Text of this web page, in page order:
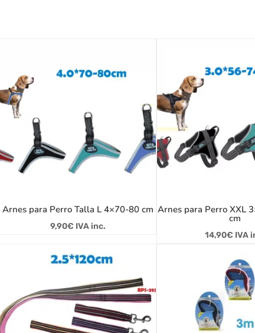
Arnes para Perro Talla L 4×70-80 cm
9,90€ IVA inc.
Arnes para Perro XXL
cm
14,90€ IVA